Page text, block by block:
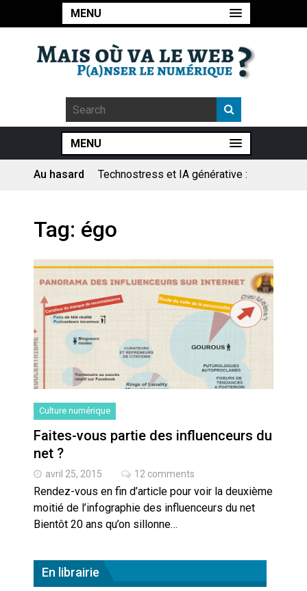
MENU
MENU
Au hasard
Technostress et IA générative :
prévoient la fin de l’emploi « à
cause » de l’IA se plantent-
elles toujours ?
Le consultant : une lecture
sociologique
Artemis II : objectif nul
Quand Mistral veut moraliser le
pillage
Commentaire sur la polémique
des perroquets
En Seine-et-Marne, le projet de
Campus IA doit sortir des
champs : « On impose et copie
laver, et l’intelligence artificielle
Tag: égo
Culture numérique
Faites-vous partie des influenceurs du
net ?
avril 25, 2015 12 comments
Rendez-vous en fin d’article pour voir la deuxième
moitié de l’infographie des influenceurs du net
Bientôt 20 ans qu’on sillonne…
En librairie